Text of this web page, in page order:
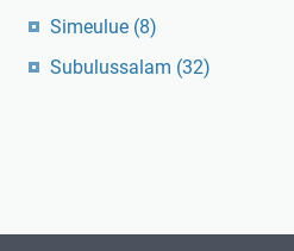
Simeulue (8)
Subulussalam (32)